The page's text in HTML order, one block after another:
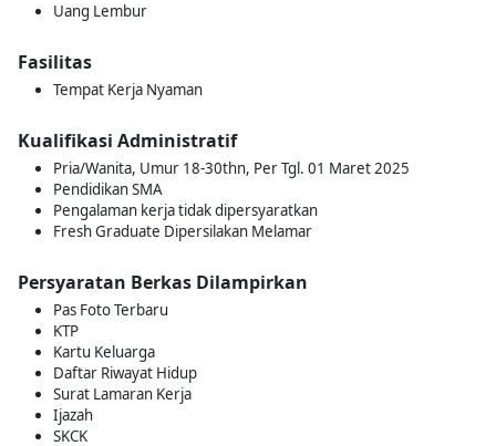
Uang Lembur
Fasilitas
Tempat Kerja Nyaman
Kualifikasi Administratif
Pria/Wanita, Umur 18-30thn, Per Tgl. 01 Maret 2025
Pendidikan SMA
Pengalaman kerja tidak dipersyaratkan
Fresh Graduate Dipersilakan Melamar
Persyaratan Berkas Dilampirkan
Pas Foto Terbaru
KTP
Kartu Keluarga
Daftar Riwayat Hidup
Surat Lamaran Kerja
Ijazah
SKCK